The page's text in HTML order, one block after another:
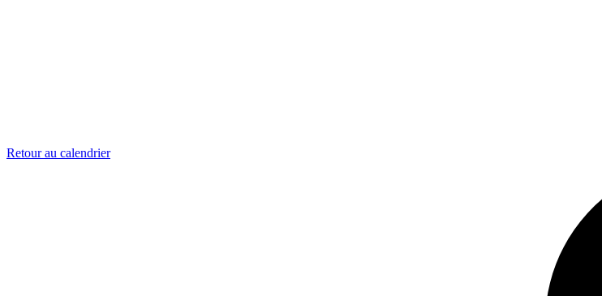
Retour au calendrier